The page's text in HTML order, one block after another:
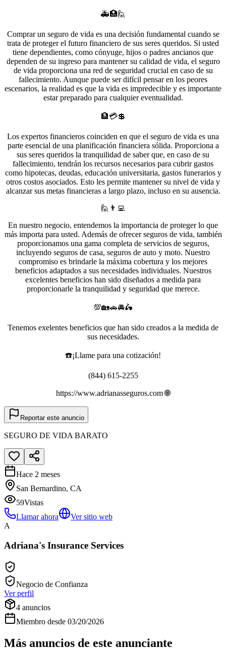
🚑🏥🙋
Comprar un seguro de vida es una decisión fundamental cuando se
trata de proteger el futuro financiero de sus seres queridos. Si usted
tiene dependientes, como cónyuge, hijos o padres ancianos que
dependen de su ingreso para mantener su calidad de vida, el seguro
de vida proporciona una red de seguridad crucial en caso de su
fallecimiento. Aunque puede ser difícil pensar en los peores
escenarios, la realidad es que la vida es impredecible y es importante
estar preparado para cualquier eventualidad.
🏦💳💲
Los expertos financieros coinciden en que el seguro de vida es una
parte esencial de una planificación financiera sólida. Proporciona a
sus seres queridos la tranquilidad de saber que, en caso de su
fallecimiento, tendrán los recursos necesarios para cubrir gastos
como hipotecas, deudas, educación universitaria, gastos funerarios y
otros costos asociados. Esto les permite mantener su nivel de vida y
alcanzar sus metas financieras a largo plazo, incluso en su ausencia.
🙋👨‍💻
En nuestro negocio, entendemos la importancia de proteger lo que
más importa para usted. Además de ofrecer seguros de vida, también
proporcionamos una gama completa de servicios de seguros,
incluyendo seguros de casa, seguros de auto y moto. Nuestro
compromiso es brindarle la máxima cobertura y los mejores
beneficios adaptados a sus necesidades individuales. Nuestros
excelentes beneficios han sido diseñados a medida para
proporcionarle la tranquilidad y seguridad que merece.
💯🏡🚗🚘🛵
Tenemos exelentes beneficios que han sido creados a la medida de
sus necesidades.
☎️¡Llame para una cotización!
(844) 615-2255
https://www.adrianasseguros.com 🌐
Reportar este anuncio
SEGURO DE VIDA BARATO
Hace 2 meses
San Bernardino, CA
59Vistas
Llamar ahora
Ver sitio web
A
Adriana's Insurance Services
Negocio de Confianza
Ver perfil
4 anuncios
Miembro desde 03/20/2026
Más anuncios de este anunciante